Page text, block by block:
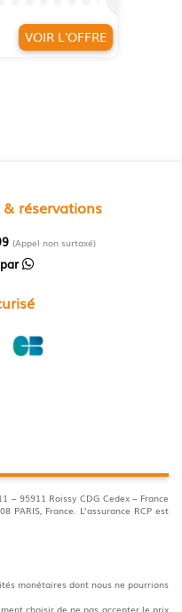
VOIR L'OFFRE
réservations
(Appel non surtaxé)
– 95911 Roissy CDG Cedex – France
PARIS, France. L’assurance RCP est
monétaires dont nous ne pourrions
choisir de ne pas accepter le prix